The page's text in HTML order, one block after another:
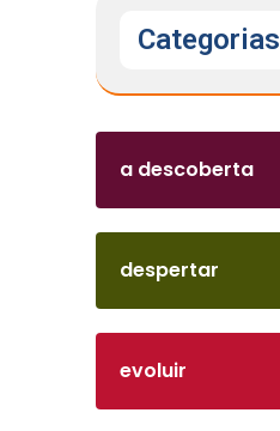
Categorias
a descoberta
despertar
evoluir